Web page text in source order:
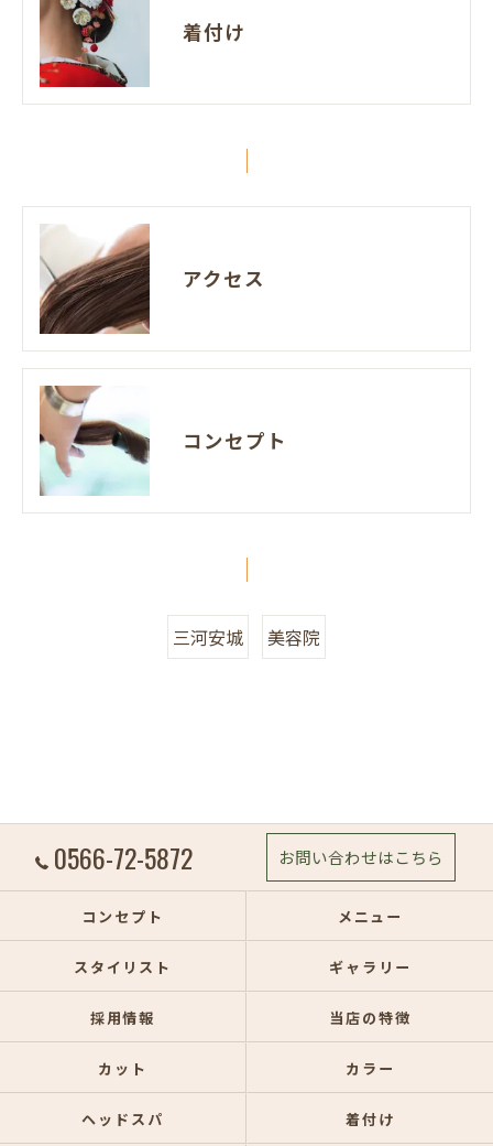
着付け
アクセス
コンセプト
三河安城 美容院
0566-72-5872 お問い合わせはこちら
コンセプト メニュー
スタイリスト ギャラリー
採用情報 当店の特徴
カット カラー
ヘッドスパ 着付け